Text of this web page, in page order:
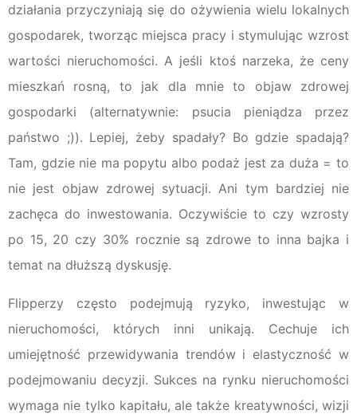
działania przyczyniają się do ożywienia wielu lokalnych
gospodarek, tworząc miejsca pracy i stymulując wzrost
wartości nieruchomości. A jeśli ktoś narzeka, że ceny
mieszkań rosną, to jak dla mnie to objaw zdrowej
gospodarki (alternatywnie: psucia pieniądza przez
państwo ;)). Lepiej, żeby spadały? Bo gdzie spadają?
Tam, gdzie nie ma popytu albo podaż jest za duża = to
nie jest objaw zdrowej sytuacji. Ani tym bardziej nie
zachęca do inwestowania. Oczywiście to czy wzrosty
po 15, 20 czy 30% rocznie są zdrowe to inna bajka i
temat na dłuższą dyskusję.
Flipperzy często podejmują ryzyko, inwestując w
nieruchomości, których inni unikają. Cechuje ich
umiejętność przewidywania trendów i elastyczność w
podejmowaniu decyzji. Sukces na rynku nieruchomości
wymaga nie tylko kapitału, ale także kreatywności, wizji